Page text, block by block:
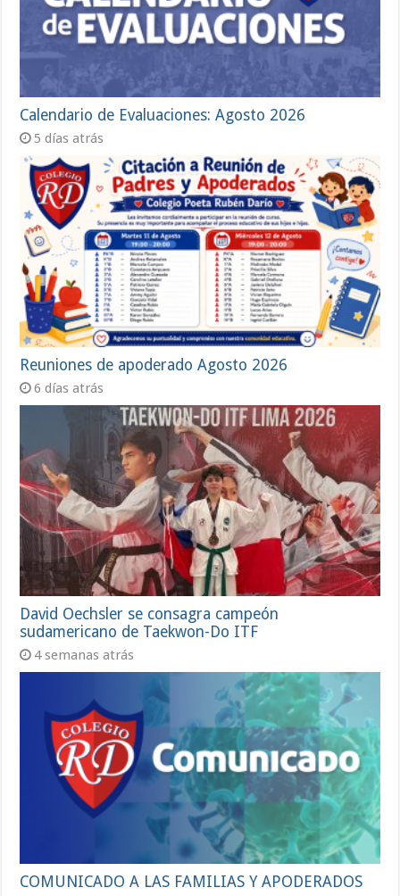
Calendario de Evaluaciones: Agosto 2026
5 días atrás
Reuniones de apoderado Agosto 2026
6 días atrás
David Oechsler se consagra campeón
sudamericano de Taekwon-Do ITF
4 semanas atrás
COMUNICADO A LAS FAMILIAS Y APODERADOS